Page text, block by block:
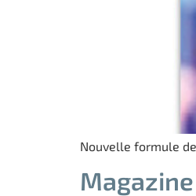
Nouvelle formule